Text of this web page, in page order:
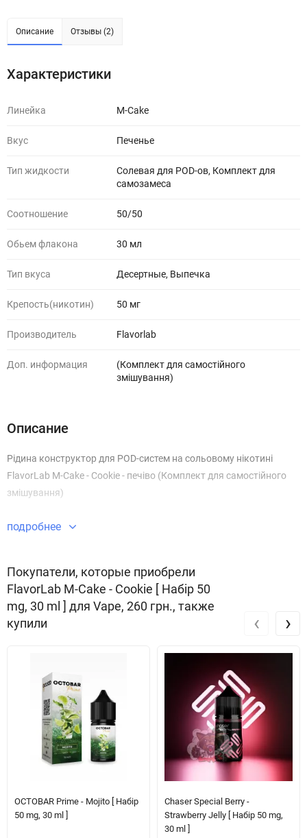
Описание Отзывы (2)
Характеристики
Линейка M-Cake
Вкус Печенье
Тип жидкости
Солевая для POD-ов, Комплект для
самозамеса
Соотношение 50/50
Обьем флакона 30 мл
Тип вкуса Десертные, Выпечка
Крепость(никотин) 50 мг
Производитель Flavorlab
Доп. информация
(Комплект для самостійного
змішування)
Описание
Рідина конструктор для POD-систем на сольовому нікотині
FlavorLab M-Cake - Cookie - печіво (Комплект для самостійного
змішування)
подробнее
Покупатели, которые приобрели
FlavorLab M-Cake - Cookie [ Набір 50
mg, 30 ml ] для Vape, 260 грн., также
купили
OCTOBAR Prime - Mojito [ Набір
50 mg, 30 ml ]
Chaser Special Berry -
Strawberry Jelly [ Набір 50 mg,
30 ml ]
‹ ›